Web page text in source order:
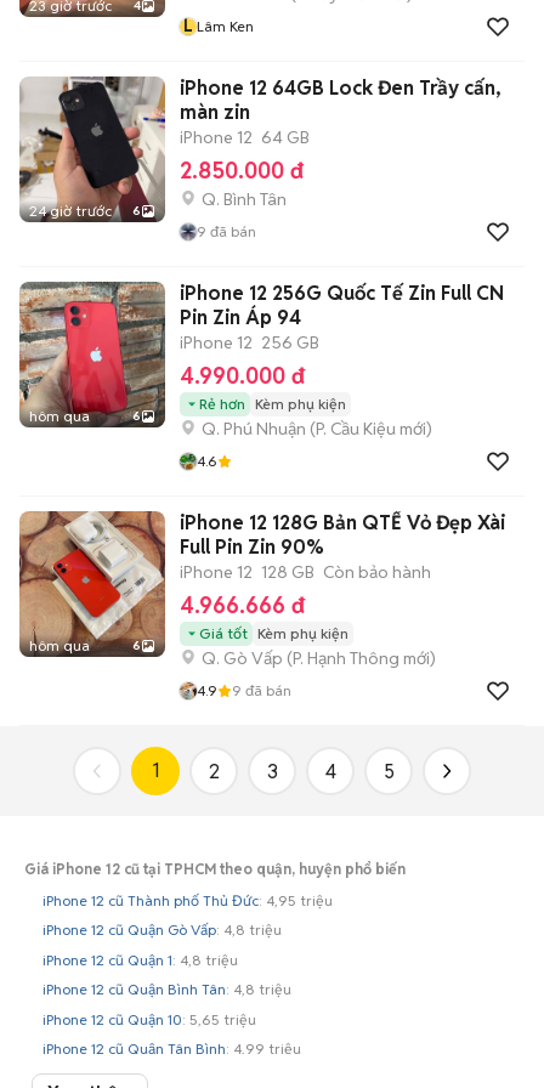
23 giờ trước 4
L Lâm Ken
24 giờ trước 6
iPhone 12 64GB Lock Đen Trầy cấn,
màn zin
iPhone 12 64 GB
2.850.000 đ
Q. Bình Tân
9 đã bán
hôm qua 6
iPhone 12 256G Quốc Tế Zin Full CN
Pin Zin Áp 94
iPhone 12 256 GB
4.990.000 đ
Rẻ hơn Kèm phụ kiện
Q. Phú Nhuận (P. Cầu Kiệu mới)
4.6
hôm qua 6
iPhone 12 128G Bản QTẾ Vỏ Đẹp Xài
Full Pin Zin 90%
iPhone 12 128 GB Còn bảo hành
4.966.666 đ
Giá tốt Kèm phụ kiện
Q. Gò Vấp (P. Hạnh Thông mới)
4.9 9 đã bán
1 2 3 4 5
Giá iPhone 12 cũ tại TPHCM theo quận, huyện phổ biến
iPhone 12 cũ Thành phố Thủ Đức: 4,95 triệu
iPhone 12 cũ Quận Gò Vấp: 4,8 triệu
iPhone 12 cũ Quận 1: 4,8 triệu
iPhone 12 cũ Quận Bình Tân: 4,8 triệu
iPhone 12 cũ Quận 10: 5,65 triệu
iPhone 12 cũ Quận Tân Bình: 4,99 triệu
iPhone 12 cũ Quận Bình Thạnh